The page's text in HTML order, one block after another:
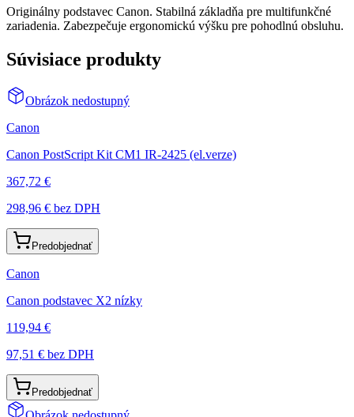
Originálny podstavec Canon. Stabilná základňa pre multifunkčné
zariadenia. Zabezpečuje ergonomickú výšku pre pohodlnú obsluhu.
Súvisiace produkty
Obrázok nedostupný
Canon
Canon PostScript Kit CM1 IR-2425 (el.verze)
367,72 €
298,96 € bez DPH
Predobjednať
Canon
Canon podstavec X2 nízky
119,94 €
97,51 € bez DPH
Predobjednať